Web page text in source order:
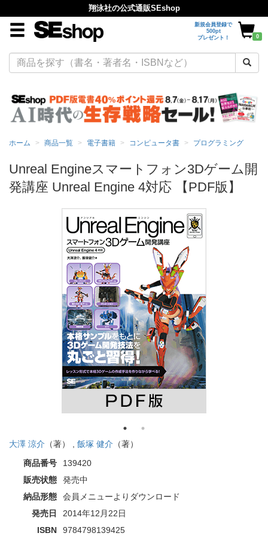
翔泳社の公式通販SEshop
新規会員登録で
500pt
プレゼント！
0
ホーム 商品一覧 電子書籍 コンピュータ書 プログラミング
Unreal Engineスマートフォン3Dゲーム開
発講座 Unreal Engine 4対応 【PDF版】
大澤 涼介 （著） , 飯塚 健介 （著）
商品番号
139420
販売状態
発売中
納品形態
会員メニューよりダウンロード
発売日
2014年12月22日
ISBN
9784798139425